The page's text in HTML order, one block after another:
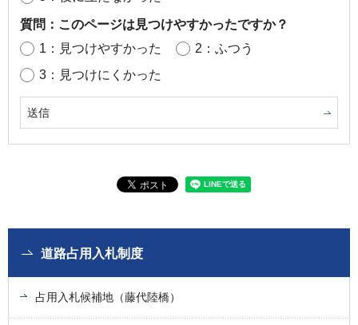
質問：このページは見つけやすかったですか？
1：見つけやすかった
2：ふつう
3：見つけにくかった
道路占用入札制度
占用入札候補地（藤代陸橋）